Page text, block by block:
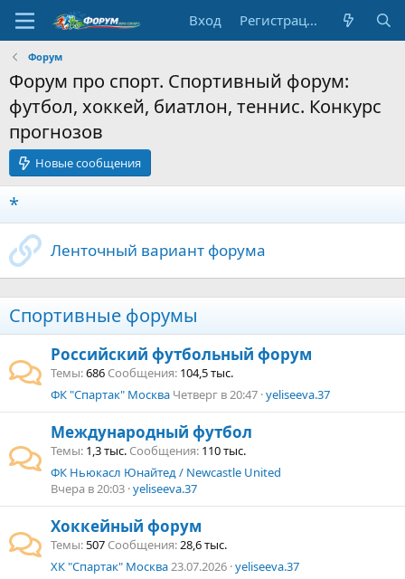
Вход Регистрация
Форум
Форум про спорт. Спортивный форум:
футбол, хоккей, биатлон, теннис. Конкурс
прогнозов
Новые сообщения
*
Ленточный вариант форума
Спортивные форумы
Российский футбольный форум
Темы 686 Сообщения 104,5 тыс.
ФК "Спартак" Москва Четверг в 20:47 yeliseeva.37
Международный футбол
Темы 1,3 тыс. Сообщения 110 тыс.
ФК Ньюкасл Юнайтед / Newcastle United
Вчера в 20:03 yeliseeva.37
Хоккейный форум
Темы 507 Сообщения 28,6 тыс.
ХК "Спартак" Москва23.07.2026 yeliseeva.37